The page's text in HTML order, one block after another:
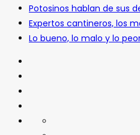
Potosinos hablan de sus
Expertos cantineros, los
Lo bueno, lo malo y lo